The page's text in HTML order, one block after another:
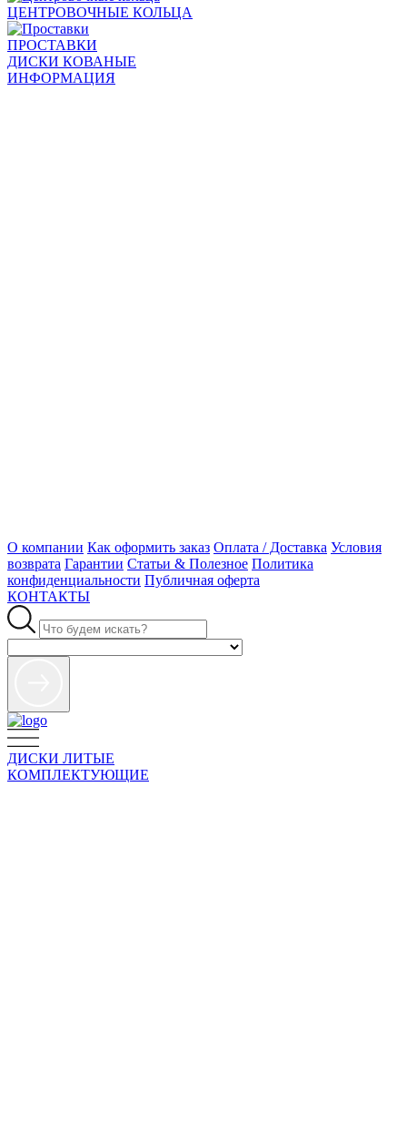
ЦЕНТРОВОЧНЫЕ КОЛЬЦА
ПРОСТАВКИ
ДИСКИ КОВАНЫЕ
ИНФОРМАЦИЯ
О компании Как оформить заказ Оплата / Доставка Условия
возврата Гарантии Статьи & Полезное Политика
конфиденциальности Публичная оферта
КОНТАКТЫ
ДИСКИ ЛИТЫЕ
КОМПЛЕКТУЮЩИЕ